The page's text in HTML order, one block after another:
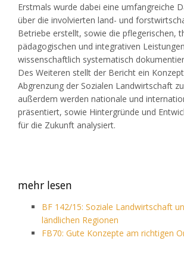
Erstmals wurde dabei eine umfangreiche
über die involvierten land- und
Betriebe erstellt, sowie die pflegerischen,
pädagogischen und integrativen Leistungen
wissenschaftlich systematisch
Des Weiteren stellt der Bericht ein
Abgrenzung der Sozialen Landwirtschaft
außerdem werden nationale und
präsentiert, sowie Hintergründe und
für die Zukunft analysiert.
mehr lesen
BF 142/15: Soziale Landwirtschaft
ländlichen Regionen
FB70: Gute Konzepte am richtigen